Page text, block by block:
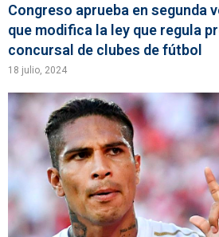
Congreso aprueba en segunda
que modifica la ley que regula
concursal de clubes de fútbol
18 julio, 2024